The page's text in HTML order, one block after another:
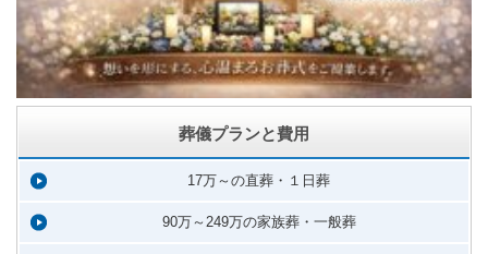
葬儀プランと費用
17万～の直葬・１日葬
90万～249万の家族葬・一般葬